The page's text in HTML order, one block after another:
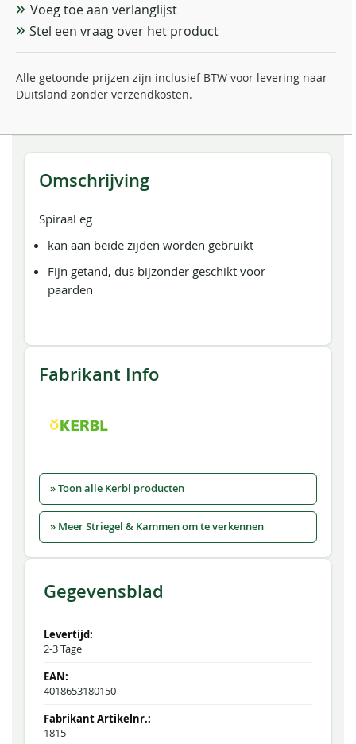
Voeg toe aan verlanglijst
Stel een vraag over het product
Alle getoonde prijzen zijn inclusief BTW voor levering naar
Duitsland zonder verzendkosten.
Omschrijving
Spiraal eg
kan aan beide zijden worden gebruikt
Fijn getand, dus bijzonder geschikt voor
paarden
Fabrikant Info
» Toon alle Kerbl producten
» Meer Striegel & Kammen om te verkennen
Gegevensblad
2-3 Tage
4018653180150
1815